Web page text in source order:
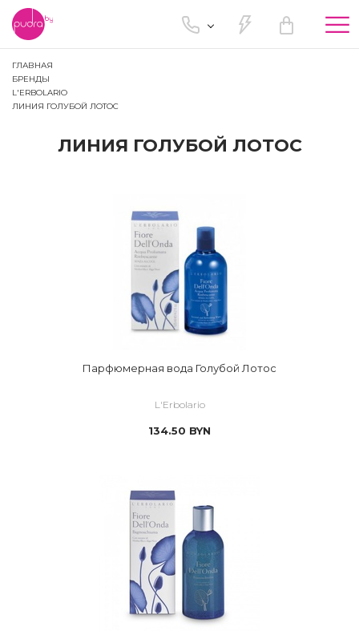
ГЛАВНАЯ
БРЕНДЫ
L'ERBOLARIO
ЛИНИЯ ГОЛУБОЙ ЛОТОС
ЛИНИЯ ГОЛУБОЙ ЛОТОС
Парфюмерная вода Голубой Лотос
L'Erbolario
134.50 BYN